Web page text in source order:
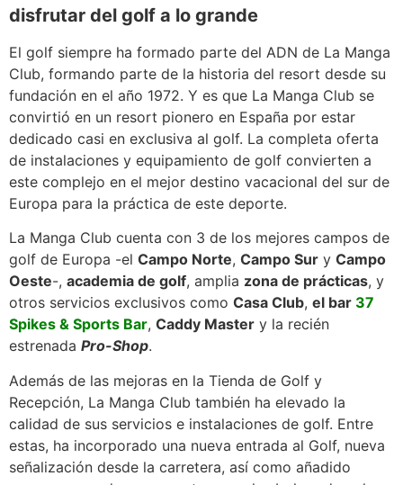
disfrutar del golf a lo grande
El golf siempre ha formado parte del ADN de La Manga
Club, formando parte de la historia del resort desde su
fundación en el año 1972. Y es que La Manga Club se
convirtió en un resort pionero en España por estar
dedicado casi en exclusiva al golf. La completa oferta
de instalaciones y equipamiento de golf convierten a
este complejo en el mejor destino vacacional del sur de
Europa para la práctica de este deporte.
La Manga Club cuenta con 3 de los mejores campos de
golf de Europa -el Campo Norte, Campo Sur y Campo
Oeste-, academia de golf, amplia zona de prácticas, y
otros servicios exclusivos como Casa Club, el bar 37
Spikes & Sports Bar, Caddy Master y la recién
estrenada Pro-Shop.
Además de las mejoras en la Tienda de Golf y
Recepción, La Manga Club también ha elevado la
calidad de sus servicios e instalaciones de golf. Entre
estas, ha incorporado una nueva entrada al Golf, nueva
señalización desde la carretera, así como añadido